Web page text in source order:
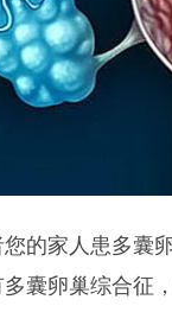
的家人患多囊
囊卵巢综合征